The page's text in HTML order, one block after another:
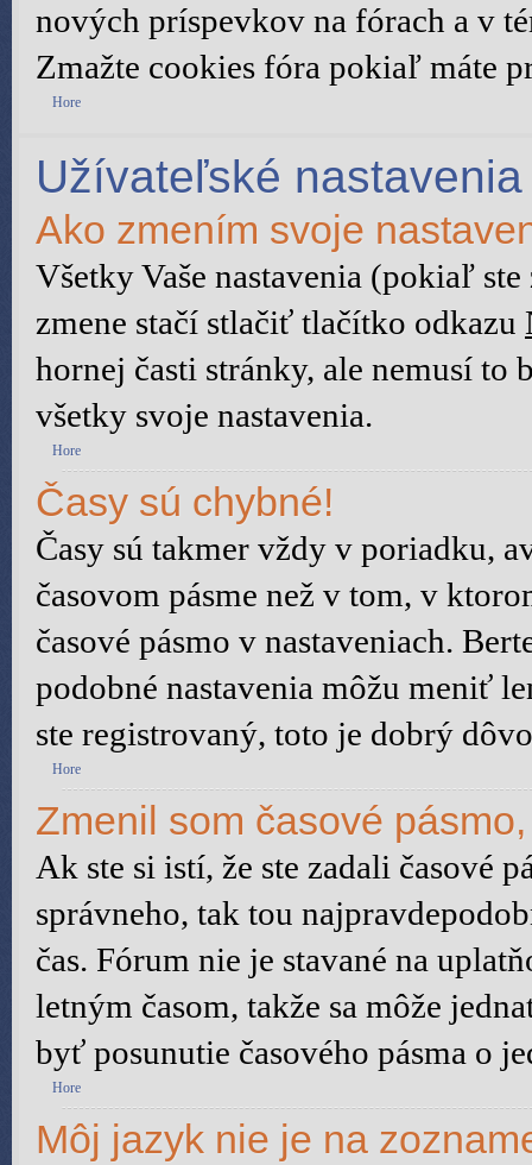
nových príspevkov na fórach a v
Zmažte cookies fóra pokiaľ máte
Hore
Užívateľské nastavenia
Ako zmením svoje
Všetky Vaše nastavenia (pokiaľ
zmene stačí stlačiť tlačítko odkazu
hornej časti stránky, ale nemusí
všetky svoje nastavenia.
Hore
Časy sú chybné!
Časy sú takmer vždy v poriadku,
časovom pásme než v tom, v
časové pásmo v nastaveniach.
podobné nastavenia môžu meniť
ste registrovaný, toto je dobrý
Hore
Zmenil som časové
Ak ste si istí, že ste zadali časové
správneho, tak tou
čas. Fórum nie je stavané na
letným časom, takže sa môže
byť posunutie časového pásma o
Hore
Môj jazyk nie je na